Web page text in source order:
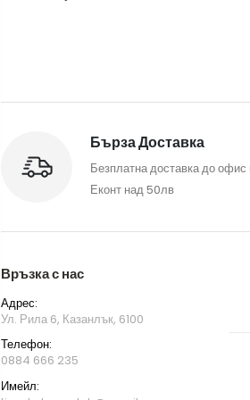
Бърза Доставка
Безплатна доставка до офис
Еконт над 50лв
Връзка с нас
Адрес:
Ул. Рила 6, Казанлък, 6100
Телефон:
0884 666 235
Имейл: